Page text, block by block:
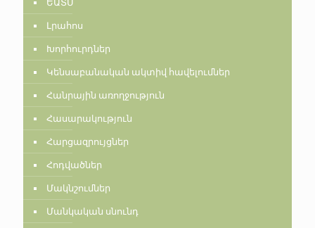
ԵԱՏՄ
Լրահոս
Խորհուրդներ
Կենսաբանական ակտիվ հավելումներ
Հանրային առողջություն
Հասարակություն
Հարցազրույցներ
Հոդվածներ
Մակնշումներ
Մանկական սնունդ